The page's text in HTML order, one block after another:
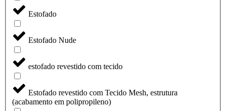
Estofado
Estofado Nude
estofado revestido com tecido
Estofado revestido com Tecido Mesh, estrutura
(acabamento em polipropileno)